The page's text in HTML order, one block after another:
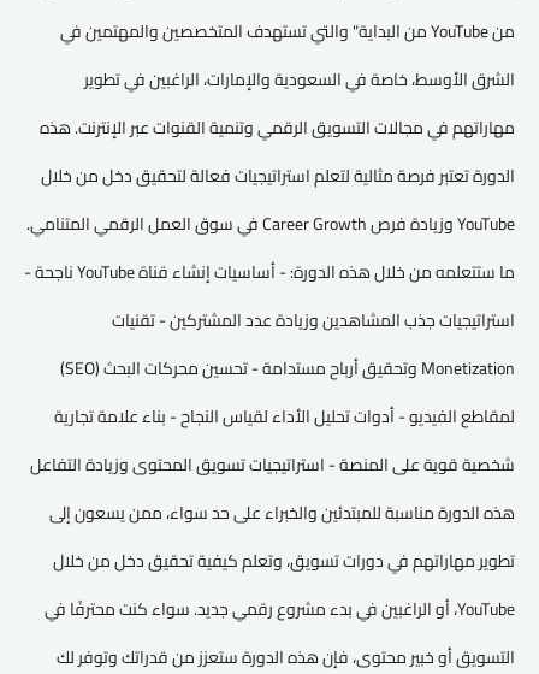
من YouTube من البداية" والتي تستهدف المتخصصين والمهتمين في
الشرق الأوسط، خاصة في السعودية والإمارات، الراغبين في تطوير
مهاراتهم في مجالات التسويق الرقمي وتنمية القنوات عبر الإنترنت. هذه
الدورة تعتبر فرصة مثالية لتعلم استراتيجيات فعالة لتحقيق دخل من خلال
YouTube وزيادة فرص Career Growth في سوق العمل الرقمي المتنامي.
ما ستتعلمه من خلال هذه الدورة: - أساسيات إنشاء قناة YouTube ناجحة -
استراتيجيات جذب المشاهدين وزيادة عدد المشتركين - تقنيات
Monetization وتحقيق أرباح مستدامة - تحسين محركات البحث (SEO)
لمقاطع الفيديو - أدوات تحليل الأداء لقياس النجاح - بناء علامة تجارية
شخصية قوية على المنصة - استراتيجيات تسويق المحتوى وزيادة التفاعل
هذه الدورة مناسبة للمبتدئين والخبراء على حد سواء، ممن يسعون إلى
تطوير مهاراتهم في دورات تسويق، وتعلم كيفية تحقيق دخل من خلال
YouTube، أو الراغبين في بدء مشروع رقمي جديد. سواء كنت محترفًا في
التسويق أو خبير محتوى، فإن هذه الدورة ستعزز من قدراتك وتوفر لك